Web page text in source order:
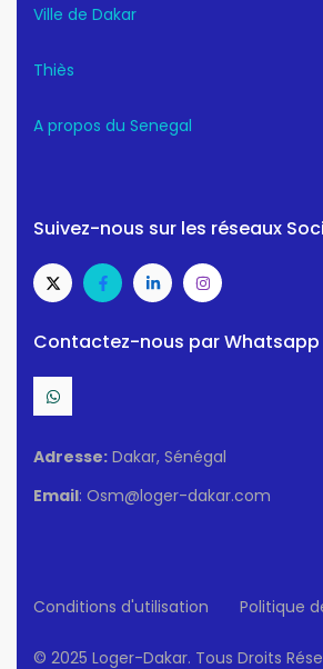
Ville de Dakar
Thiès
A propos du Senegal
Suivez-nous sur les réseaux
Contactez-nous par Whatsapp
Adresse: Dakar, Sénégal
Email: Osm@loger-dakar.com
Conditions d'utilisation Politique
© 2025 Loger-Dakar. Tous Droits